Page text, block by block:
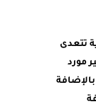
تتعدى
مورد